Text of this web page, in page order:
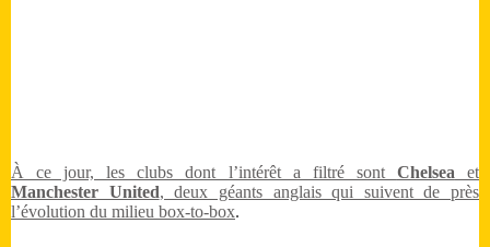
À ce jour, les clubs dont l’intérêt a filtré sont Chelsea et
Manchester United, deux géants anglais qui suivent de près
l’évolution du milieu box‑to‑box.